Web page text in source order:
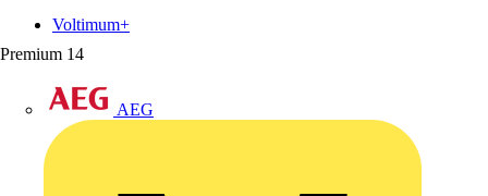
Premium 14
AEG
Voltimum+